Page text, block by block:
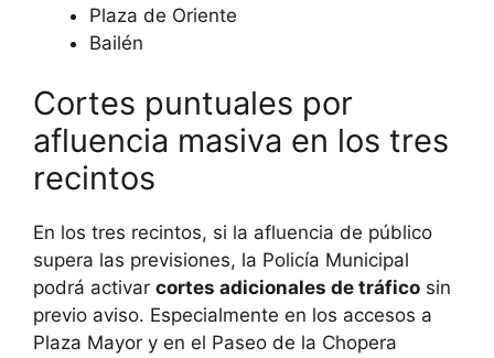
Plaza de Oriente
Bailén
Cortes puntuales por
afluencia masiva en los tres
recintos
En los tres recintos, si la afluencia de público
supera las previsiones, la Policía Municipal
podrá activar cortes adicionales de tráfico sin
previo aviso. Especialmente en los accesos a
Plaza Mayor y en el Paseo de la Chopera